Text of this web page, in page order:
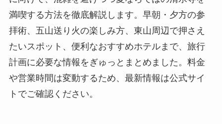
満喫する方法を徹底解説します。早朝・夕方の参
拝術、五山送り火の楽しみ方、東山周辺で押さえ
たいスポット、便利なおすすめホテルまで、旅行
計画に必要な情報をぎゅっとまとめました。料金
や営業時間は変動するため、最新情報は公式サイ
トでご確認ください。